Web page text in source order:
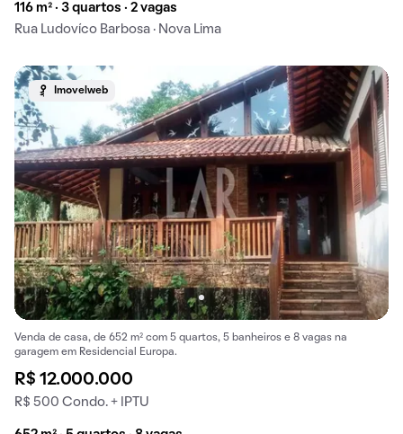
116 m² · 3 quartos · 2 vagas
Rua Ludovíco Barbosa · Nova Lima
Imovelweb
Venda de casa, de 652 m² com 5 quartos, 5 banheiros e 8 vagas na
garagem em Residencial Europa.
R$ 12.000.000
R$ 500 Condo. + IPTU